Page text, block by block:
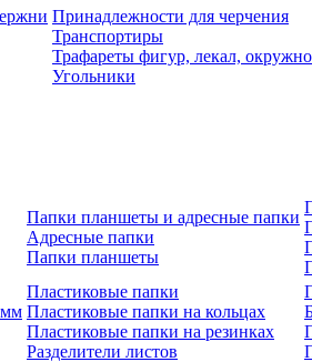
Принадлежности для черчения
Транспортиры
Трафареты фигур, лекал,
Угольники
Папки планшеты и адресные папки
Адресные папки
Папки планшеты
мм
Пластиковые папки
Пластиковые папки на кольцах
Пластиковые папки на резинках
Разделители листов